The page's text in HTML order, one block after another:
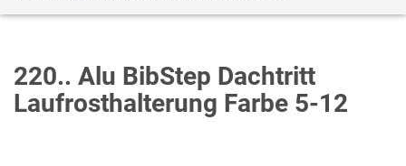
220.. Alu BibStep Dachtritt
Laufrosthalterung Farbe 5-12